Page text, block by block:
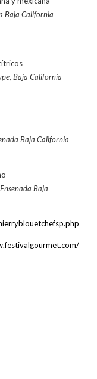
Baja California
Baja California
Baja California
Baja